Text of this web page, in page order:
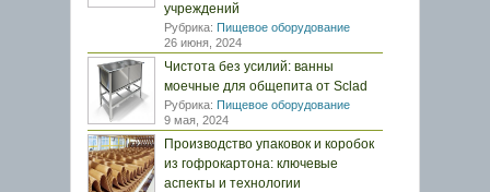
учреждений
Рубрика: Пищевое оборудование
26 июня, 2024
Чистота без усилий: ванны
моечные для общепита от Sclad
Рубрика: Пищевое оборудование
9 мая, 2024
Производство упаковок и коробок
из гофрокартона: ключевые
аспекты и технологии